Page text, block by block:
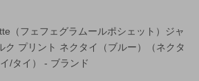
（フェフェグラムールポシェット）ジャ
ク プリント ネクタイ（ブルー）（ネクタ
イ/タイ） - ブランド